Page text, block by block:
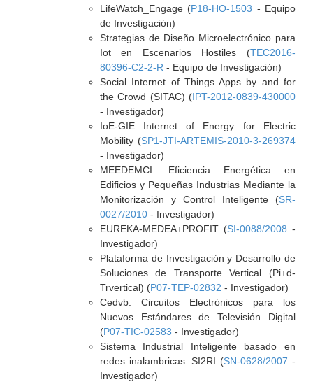
LifeWatch_Engage (P18-HO-1503 - Equipo
de Investigación)
Strategias de Diseño Microelectrónico para
Iot en Escenarios Hostiles (TEC2016-
80396-C2-2-R - Equipo de Investigación)
Social Internet of Things Apps by and for
the Crowd (SITAC) (IPT-2012-0839-430000
- Investigador)
IoE-GIE Internet of Energy for Electric
Mobility (SP1-JTI-ARTEMIS-2010-3-269374
- Investigador)
MEEDEMCI: Eficiencia Energética en
Edificios y Pequeñas Industrias Mediante la
Monitorización y Control Inteligente (SR-
0027/2010- Investigador)
EUREKA-MEDEA+PROFIT (SI-0088/2008 -
Investigador)
Plataforma de Investigación y Desarrollo de
Soluciones de Transporte Vertical (Pi+d-
Trvertical) (P07-TEP-02832 - Investigador)
Cedvb. Circuitos Electrónicos para los
Nuevos Estándares de Televisión Digital
(P07-TIC-02583 - Investigador)
Sistema Industrial Inteligente basado en
redes inalambricas. SI2RI (SN-0628/2007 -
Investigador)